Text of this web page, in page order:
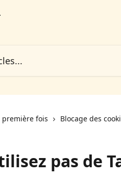
première fois Blocage des
pas de